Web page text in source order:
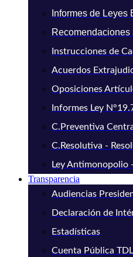
Informes de Leyes
Recomendaciones
Instrucciones de
Acuerdos
Oposiciones
Informes Ley
C.Preventiva
C.Resolutiva -
Ley Antimonopolio
Transparencia
Audiencias
Declaración de
Estadísticas
Cuenta Pública